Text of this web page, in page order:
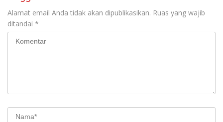
Alamat email Anda tidak akan dipublikasikan. Ruas yang wajib
ditandai *